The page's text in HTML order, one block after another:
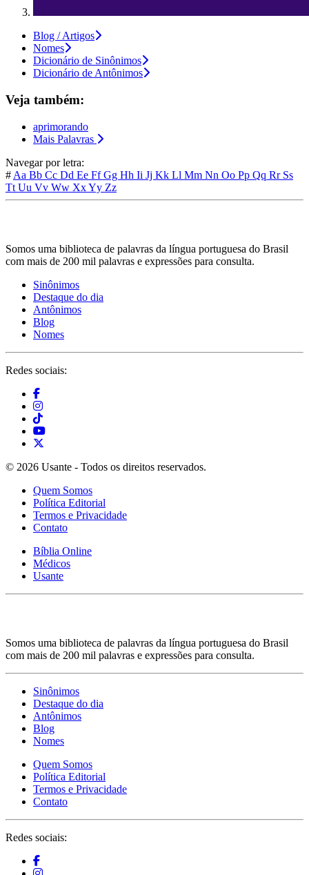
Blog / Artigos
Nomes
Dicionário de Sinônimos
Dicionário de Antônimos
Veja também:
aprimorando
Mais Palavras
Navegar por letra:
# Aa Bb Cc Dd Ee FfGg Hh Ii Jj Kk Ll Mm Nn Oo Pp Qq Rr Ss
Tt Uu Vv Ww XxYy Zz
Somos uma biblioteca de palavras da língua portuguesa do Brasil
com mais de 200 mil palavras e expressões para consulta.
Sinônimos
Destaque do dia
Antônimos
Blog
Nomes
Redes sociais:
© 2026 Usante - Todos os direitos reservados.
Quem Somos
Política Editorial
Termos e Privacidade
Contato
Bíblia Online
Médicos
Usante
Somos uma biblioteca de palavras da língua portuguesa do Brasil
com mais de 200 mil palavras e expressões para consulta.
Sinônimos
Destaque do dia
Antônimos
Blog
Nomes
Quem Somos
Política Editorial
Termos e Privacidade
Contato
Redes sociais: